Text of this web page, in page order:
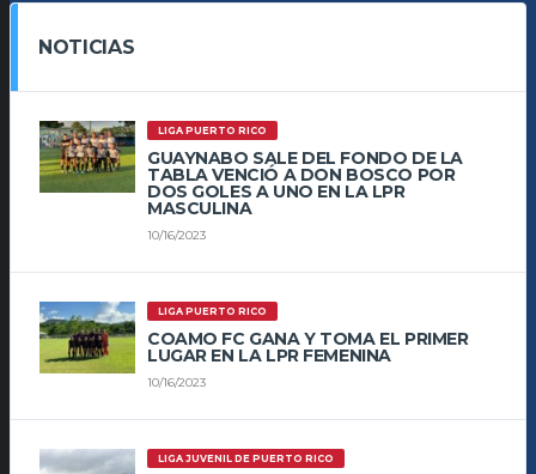
NOTICIAS
LIGA PUERTO RICO
GUAYNABO SALE DEL FONDO DE LA
TABLA VENCIÓ A DON BOSCO POR
DOS GOLES A UNO EN LA LPR
MASCULINA
10/16/2023
LIGA PUERTO RICO
COAMO FC GANA Y TOMA EL PRIMER
LUGAR EN LA LPR FEMENINA
10/16/2023
LIGA JUVENIL DE PUERTO RICO